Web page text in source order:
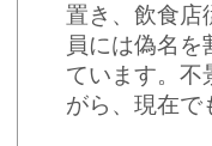
置き、飲食店
員には偽名
ています。不
がら、現在で